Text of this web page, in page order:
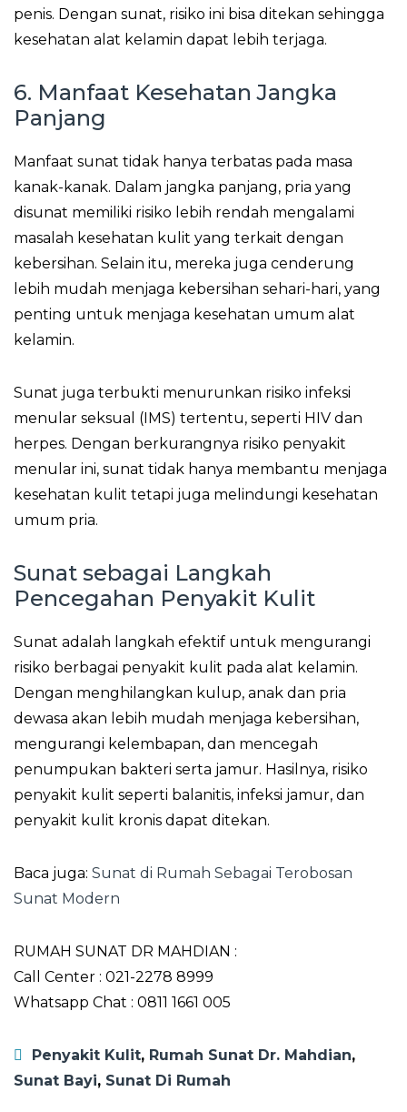
penis. Dengan sunat, risiko ini bisa ditekan sehingga
kesehatan alat kelamin dapat lebih terjaga.
6. Manfaat Kesehatan Jangka
Panjang
Manfaat sunat tidak hanya terbatas pada masa
kanak-kanak. Dalam jangka panjang, pria yang
disunat memiliki risiko lebih rendah mengalami
masalah kesehatan kulit yang terkait dengan
kebersihan. Selain itu, mereka juga cenderung
lebih mudah menjaga kebersihan sehari-hari, yang
penting untuk menjaga kesehatan umum alat
kelamin.
Sunat juga terbukti menurunkan risiko infeksi
menular seksual (IMS) tertentu, seperti HIV dan
herpes. Dengan berkurangnya risiko penyakit
menular ini, sunat tidak hanya membantu menjaga
kesehatan kulit tetapi juga melindungi kesehatan
umum pria.
Sunat sebagai Langkah
Pencegahan Penyakit Kulit
Sunat adalah langkah efektif untuk mengurangi
risiko berbagai penyakit kulit pada alat kelamin.
Dengan menghilangkan kulup, anak dan pria
dewasa akan lebih mudah menjaga kebersihan,
mengurangi kelembapan, dan mencegah
penumpukan bakteri serta jamur. Hasilnya, risiko
penyakit kulit seperti balanitis, infeksi jamur, dan
penyakit kulit kronis dapat ditekan.
Baca juga: Sunat di Rumah Sebagai Terobosan
Sunat Modern
RUMAH SUNAT DR MAHDIAN :
Call Center : 021-2278 8999
Whatsapp Chat : 0811 1661 005
Penyakit Kulit, Rumah Sunat Dr. Mahdian,
Sunat Bayi, Sunat Di Rumah